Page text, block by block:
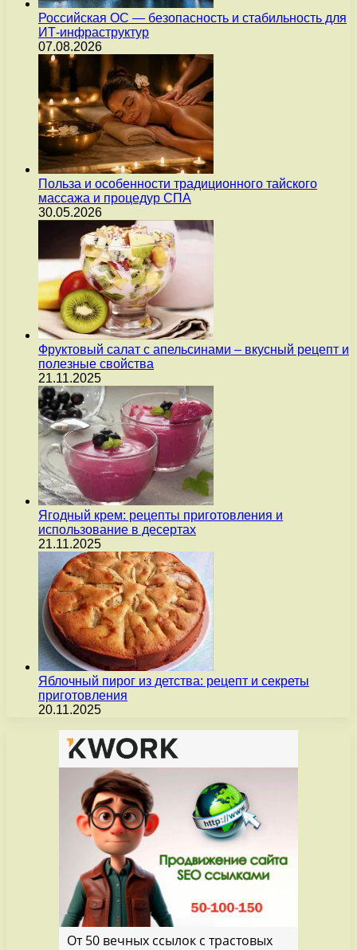
Российская ОС — безопасность и стабильность для
ИТ-инфраструктур
07.08.2026
Польза и особенности традиционного тайского
массажа и процедур СПА
30.05.2026
Фруктовый салат с апельсинами – вкусный рецепт и
полезные свойства
21.11.2025
Ягодный крем: рецепты приготовления и
использование в десертах
21.11.2025
Яблочный пирог из детства: рецепт и секреты
приготовления
20.11.2025